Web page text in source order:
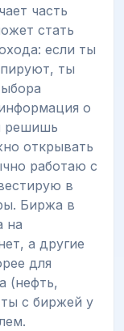
часть
стать
если ты
ты
о
решишь
открывать
работаю с
в
Биржа в
на
а другие
для
(нефть,
с биржей у